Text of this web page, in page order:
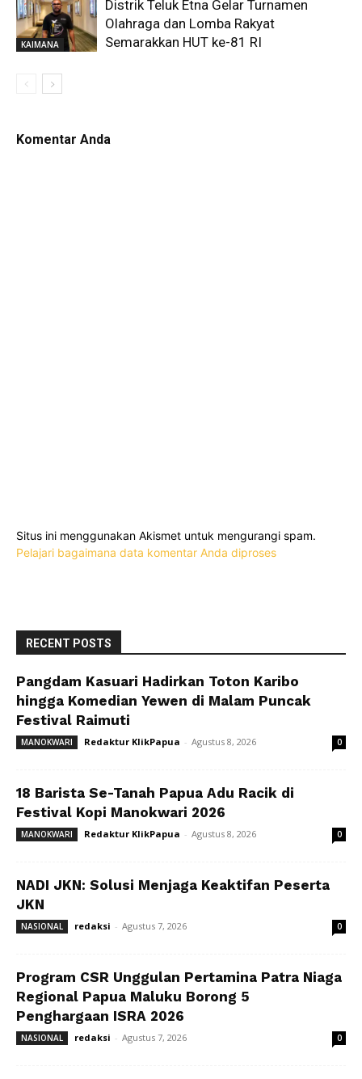
KAIMANA
Distrik Teluk Etna Gelar Turnamen
Olahraga dan Lomba Rakyat
Semarakkan HUT ke-81 RI
Komentar Anda
Situs ini menggunakan Akismet untuk mengurangi spam.
Pelajari bagaimana data komentar Anda diproses
RECENT POSTS
Pangdam Kasuari Hadirkan Toton Karibo
hingga Komedian Yewen di Malam Puncak
Festival Raimuti
MANOKWARI Redaktur KlikPapua - Agustus 8, 2026 0
18 Barista Se-Tanah Papua Adu Racik di
Festival Kopi Manokwari 2026
MANOKWARI Redaktur KlikPapua - Agustus 8, 2026 0
NADI JKN: Solusi Menjaga Keaktifan Peserta
JKN
NASIONAL redaksi - Agustus 7, 2026 0
Program CSR Unggulan Pertamina Patra Niaga
Regional Papua Maluku Borong 5
Penghargaan ISRA 2026
NASIONAL redaksi - Agustus 7, 2026 0